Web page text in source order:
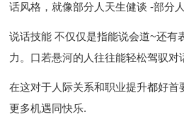
话风格，就像部分人天生健谈 -部分
说话技能 不仅仅是指能说会道~还有
力。口若悬河的人往往能轻松驾驭对
在这对于人际关系和职业提升都好首
更多机遇同快乐.